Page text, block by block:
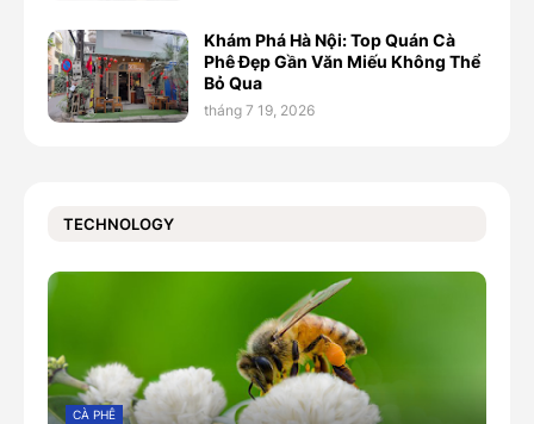
Khám Phá Hà Nội: Top Quán Cà
Phê Đẹp Gần Văn Miếu Không Thể
Bỏ Qua
tháng 7 19, 2026
TECHNOLOGY
CÀ PHÊ